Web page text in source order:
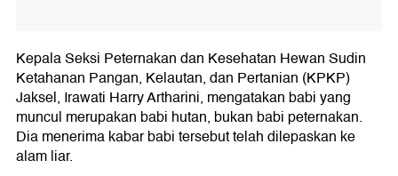
Kepala Seksi Peternakan dan Kesehatan Hewan Sudin
Ketahanan Pangan, Kelautan, dan Pertanian (KPKP)
Jaksel, Irawati Harry Artharini, mengatakan babi yang
muncul merupakan babi hutan, bukan babi peternakan.
Dia menerima kabar babi tersebut telah dilepaskan ke
alam liar.